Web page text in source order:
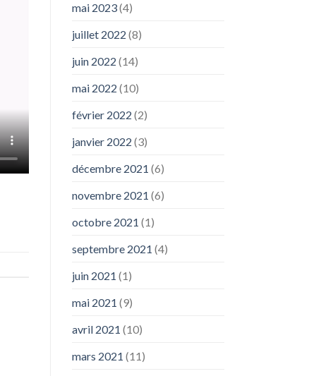
mai 2023(4)
juillet 2022 (8)
juin 2022 (14)
mai 2022 (10)
février 2022 (2)
janvier 2022 (3)
décembre 2021 (6)
novembre 2021 (6)
octobre 2021 (1)
septembre 2021 (4)
juin 2021 (1)
mai 2021 (9)
avril 2021 (10)
mars 2021 (11)